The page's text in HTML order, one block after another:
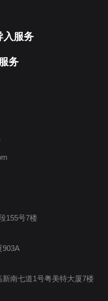
入服务
务
155号7楼
903A
南七道1号粤美特大厦7楼